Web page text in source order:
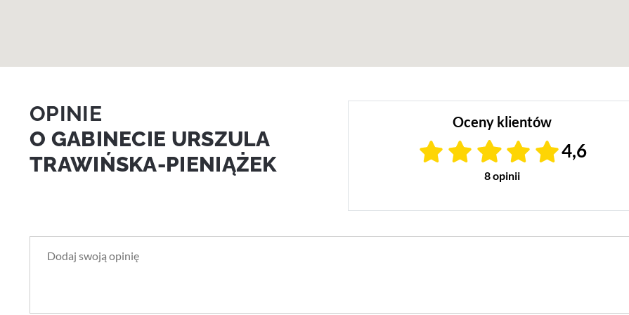
OPINIE
O GABINECIE URSZULA
TRAWIŃSKA-PIENIĄŻEK
Oceny klientów
4,6
8 opinii